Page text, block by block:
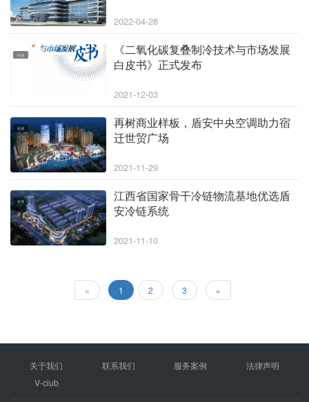
2022-04-28
行业
《二氧化碳复叠制冷技术与市场发展
白皮书》正式发布
2021-12-03
企业
再树商业样板，盾安中央空调助力宿
迁世贸广场
2021-11-29
企业
江西省国家骨干冷链物流基地优选盾
安冷链系统
2021-11-10
« 1 2 3 »
关于我们 联系我们 服务案例
法律声明
V-club